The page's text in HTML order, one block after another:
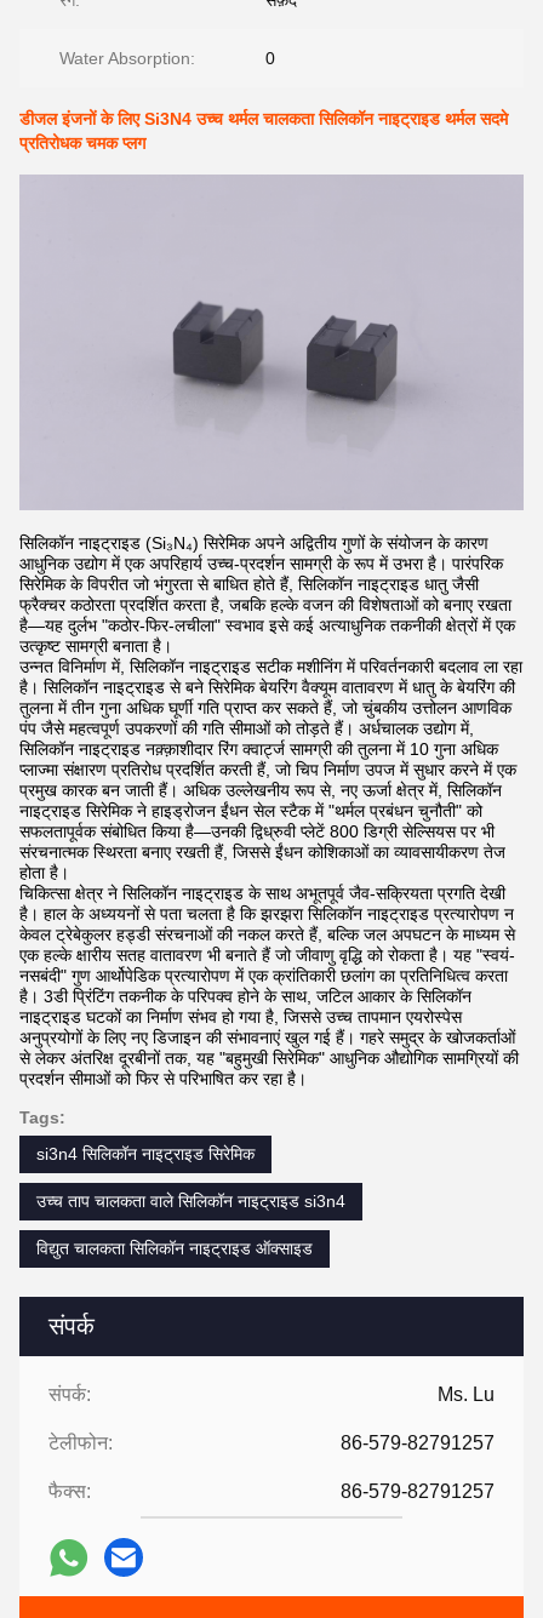
संपर्क
संपर्क: Ms. Lu
टेलीफोन: 86-579-82791257
फैक्स: 86-579-82791257
Water Absorption: 0
डीजल इंजनों के लिए Si3N4 उच्च थर्मल चालकता सिलिकॉन नाइट्राइड थर्मल सदमे
प्रतिरोधक चमक प्लग
सिलिकॉन नाइट्राइड (Si₃N₄) सिरेमिक अपने अद्वितीय गुणों के संयोजन के कारण
आधुनिक उद्योग में एक अपरिहार्य उच्च-प्रदर्शन सामग्री के रूप में उभरा है। पारंपरिक
सिरेमिक के विपरीत जो भंगुरता से बाधित होते हैं, सिलिकॉन नाइट्राइड धातु जैसी
फ्रैक्चर कठोरता प्रदर्शित करता है, जबकि हल्के वजन की विशेषताओं को बनाए रखता
है—यह दुर्लभ "कठोर-फिर-लचीला" स्वभाव इसे कई अत्याधुनिक तकनीकी क्षेत्रों में एक
उत्कृष्ट सामग्री बनाता है।
उन्नत विनिर्माण में, सिलिकॉन नाइट्राइड सटीक मशीनिंग में परिवर्तनकारी बदलाव ला रहा
है। सिलिकॉन नाइट्राइड से बने सिरेमिक बेयरिंग वैक्यूम वातावरण में धातु के बेयरिंग की
तुलना में तीन गुना अधिक घूर्णी गति प्राप्त कर सकते हैं, जो चुंबकीय उत्तोलन आणविक
पंप जैसे महत्वपूर्ण उपकरणों की गति सीमाओं को तोड़ते हैं। अर्धचालक उद्योग में,
सिलिकॉन नाइट्राइड नक़्क़ाशीदार रिंग क्वार्ट्ज सामग्री की तुलना में 10 गुना अधिक
प्लाज्मा संक्षारण प्रतिरोध प्रदर्शित करती हैं, जो चिप निर्माण उपज में सुधार करने में एक
प्रमुख कारक बन जाती हैं। अधिक उल्लेखनीय रूप से, नए ऊर्जा क्षेत्र में, सिलिकॉन
नाइट्राइड सिरेमिक ने हाइड्रोजन ईंधन सेल स्टैक में "थर्मल प्रबंधन चुनौती" को
सफलतापूर्वक संबोधित किया है—उनकी द्विध्रुवी प्लेटें 800 डिग्री सेल्सियस पर भी
संरचनात्मक स्थिरता बनाए रखती हैं, जिससे ईंधन कोशिकाओं का व्यावसायीकरण तेज
होता है।
चिकित्सा क्षेत्र ने सिलिकॉन नाइट्राइड के साथ अभूतपूर्व जैव-सक्रियता प्रगति देखी
है। हाल के अध्ययनों से पता चलता है कि झरझरा सिलिकॉन नाइट्राइड प्रत्यारोपण न
केवल ट्रेबेकुलर हड्डी संरचनाओं की नकल करते हैं, बल्कि जल अपघटन के माध्यम से
एक हल्के क्षारीय सतह वातावरण भी बनाते हैं जो जीवाणु वृद्धि को रोकता है। यह "स्वयं-
नसबंदी" गुण आर्थोपेडिक प्रत्यारोपण में एक क्रांतिकारी छलांग का प्रतिनिधित्व करता
है। 3डी प्रिंटिंग तकनीक के परिपक्व होने के साथ, जटिल आकार के सिलिकॉन
नाइट्राइड घटकों का निर्माण संभव हो गया है, जिससे उच्च तापमान एयरोस्पेस
अनुप्रयोगों के लिए नए डिजाइन की संभावनाएं खुल गई हैं। गहरे समुद्र के खोजकर्ताओं
से लेकर अंतरिक्ष दूरबीनों तक, यह "बहुमुखी सिरेमिक" आधुनिक औद्योगिक सामग्रियों की
प्रदर्शन सीमाओं को फिर से परिभाषित कर रहा है।
Tags:
si3n4 सिलिकॉन नाइट्राइड सिरेमिक
उच्च ताप चालकता वाले सिलिकॉन नाइट्राइड si3n4
विद्युत चालकता सिलिकॉन नाइट्राइड ऑक्साइड